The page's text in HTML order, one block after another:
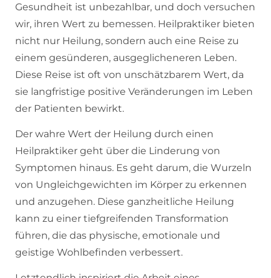
Gesundheit ist unbezahlbar, und doch versuchen
wir, ihren Wert zu bemessen. Heilpraktiker bieten
nicht nur Heilung, sondern auch eine Reise zu
einem gesünderen, ausgeglicheneren Leben.
Diese Reise ist oft von unschätzbarem Wert, da
sie langfristige positive Veränderungen im Leben
der Patienten bewirkt.
Der wahre Wert der Heilung durch einen
Heilpraktiker geht über die Linderung von
Symptomen hinaus. Es geht darum, die Wurzeln
von Ungleichgewichten im Körper zu erkennen
und anzugehen. Diese ganzheitliche Heilung
kann zu einer tiefgreifenden Transformation
führen, die das physische, emotionale und
geistige Wohlbefinden verbessert.